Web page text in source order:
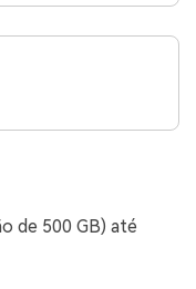
de 500 GB) até